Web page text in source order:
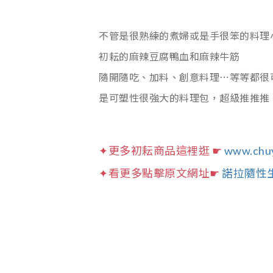
不管是很熟練的煮婦或是手很笨的料理
初耘的麻辣豆腐鴨血和麻辣牛筋
隨開隨吃、加料、創意料理⋯等等都很
是可塑性很強大的料理包，超級推推推
✦更多初耘商品這裡逛 ☛
✦看更多點擊原文網址☛ 諾拉隨性